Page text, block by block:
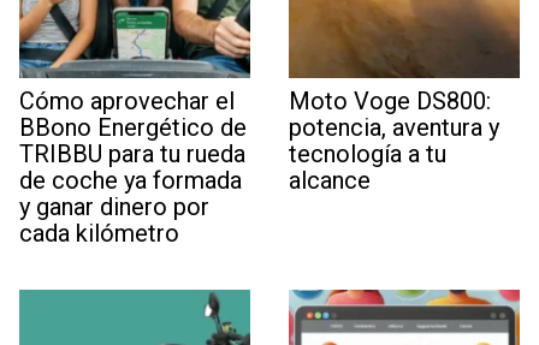
Cómo aprovechar el
BBono Energético de
TRIBBU para tu rueda
de coche ya formada
y ganar dinero por
cada kilómetro
Moto Voge DS800:
potencia, aventura y
tecnología a tu
alcance